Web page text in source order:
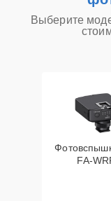
Выберите
FA-